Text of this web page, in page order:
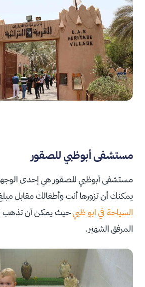
مستشفى أبوظبي للصقور
مستشفى أبوظبي للصقور هي إحدى
يمكنك أن تزورها أنت وأطفالك مقابل
السياحة في ابو ظبيحيث يمكن أن تذهب
المرفق الشهير.